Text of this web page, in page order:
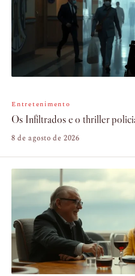
Entretenimento
Os Infiltrados e o thriller
8 de agosto de 2026